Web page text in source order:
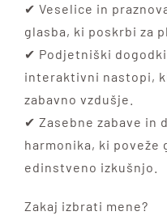
✔ Veselice in
glasba, ki poskrbi za
✔ Podjetniški
interaktivni nastopi,
zabavno vzdušje.
✔ Zasebne zabave in
harmonika, ki poveže
edinstveno izkušnjo.
Zakaj izbrati mene?